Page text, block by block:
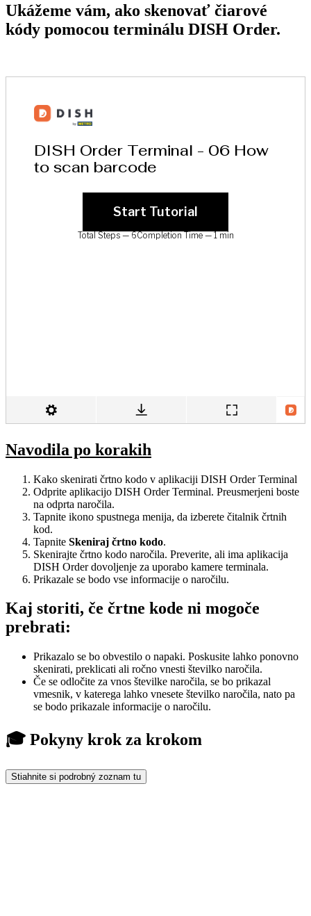
Ukážeme vám, ako skenovať čiarové
kódy pomocou terminálu DISH Order.
Navodila po korakih
Kako skenirati črtno kodo v aplikaciji DISH Order Terminal
Odprite aplikacijo DISH Order Terminal. Preusmerjeni boste
na odprta naročila.
Tapnite ikono spustnega menija, da izberete čitalnik črtnih
kod.
Tapnite Skeniraj črtno kodo.
Skenirajte črtno kodo naročila. Preverite, ali ima aplikacija
DISH Order dovoljenje za uporabo kamere terminala.
Prikazale se bodo vse informacije o naročilu.
Kaj storiti, če črtne kode ni mogoče
prebrati:
Prikazalo se bo obvestilo o napaki. Poskusite lahko ponovno
skenirati, preklicati ali ročno vnesti številko naročila.
Če se odločite za vnos številke naročila, se bo prikazal
vmesnik, v katerega lahko vnesete številko naročila, nato pa
se bodo prikazale informacije o naročilu.
🎓 Pokyny krok za krokom
Stiahnite si podrobný zoznam tu